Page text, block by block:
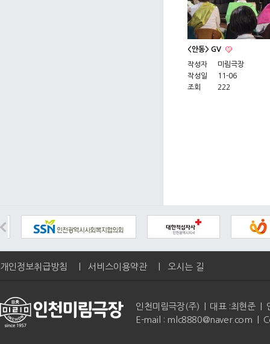
<안동> GV
작성자
미림극장
작성일
11-06
조회
222
개인정보취급방침 서비스이용약관 오시는 길
인천미림극장(주) | 대표 :최현준 |
E-mail : mlc8880@naver.com |